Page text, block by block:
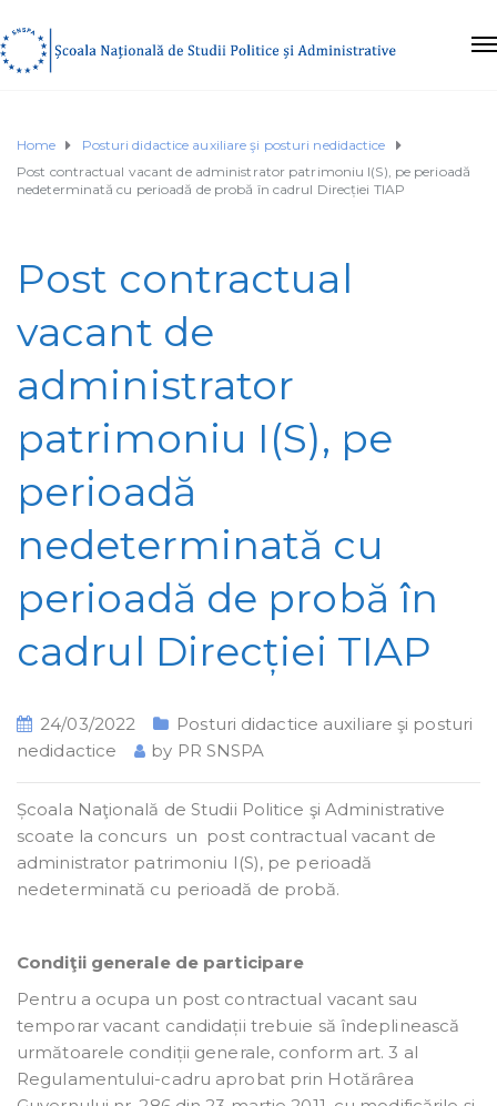
Home
Posturi didactice auxiliare şi posturi nedidactice
Post contractual vacant de administrator patrimoniu I(S), pe perioadă
nedeterminată cu perioadă de probă în cadrul Direcției TIAP
Post contractual
vacant de
administrator
patrimoniu I(S), pe
perioadă
nedeterminată cu
perioadă de probă în
cadrul Direcției TIAP
24/03/2022
Posturi didactice auxiliare şi posturi
nedidactice
by PR SNSPA
Școala Naţională de Studii Politice şi Administrative
scoate la concurs un post contractual vacant de
administrator patrimoniu I(S), pe perioadă
nedeterminată cu perioadă de probă.
Condiţii generale de participare
Pentru a ocupa un post contractual vacant sau
temporar vacant candidații trebuie să îndeplinească
următoarele condiții generale, conform art. 3 al
Regulamentului-cadru aprobat prin Hotărârea